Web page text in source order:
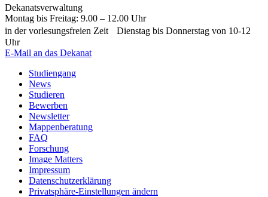
Dekanatsverwaltung
Montag bis Freitag: 9.00 – 12.00 Uhr
in der vorlesungsfreien Zeit Dienstag bis Donnerstag von 10-12
Uhr
E-Mail an das Dekanat
Studiengang
News
Studieren
Bewerben
Newsletter
Mappenberatung
FAQ
Forschung
Image Matters
Impressum
Datenschutzerklärung
Privatsphäre-Einstellungen ändern